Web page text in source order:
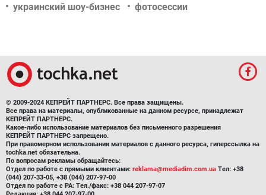
украинский шоу-бизнес
фотосессии
© 2009-2024 КЕПРЕЙТ ПАРТНЕРС. Все права защищены.
Все права на материалы, опубликованные на данном ресурсе, принадлежат
КЕПРЕЙТ ПАРТНЕРС.
Какое-либо использование материалов без письменного разрешения
КЕПРЕЙТ ПАРТНЕРС запрещено.
При правомерном использовании материалов с данного ресурса, гиперссылка на
tochka.net обязательна.
По вопросам рекламы обращайтесь:
Отдел по работе с прямыми клиентами: reklama@mediadim.com.ua Тел: +38
(044) 207-33-05, +38 (044) 207-97-00
Отдел по работе с РА: Тел./факс: +38 044 207-97-07